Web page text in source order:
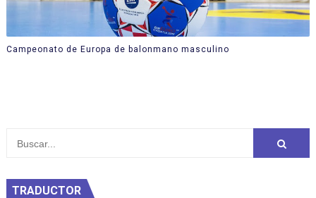
Campeonato de Europa de balonmano masculino
TRADUCTOR